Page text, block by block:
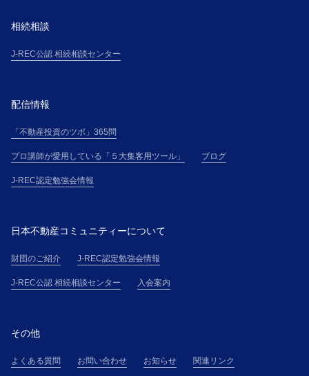
相続相談
J-REC公認 相続相談センター
配信情報
「不動産投資のツボ」365問
プロ講師が愛用している「５大集客用ツール」 ブログ
J-REC認定勉強会情報
日本不動産コミュニティーについて
財団のご紹介 J-REC認定勉強会情報
J-REC公認 相続相談センター 入会案内
その他
よくある質問 お問い合わせ お知らせ 関連リンク